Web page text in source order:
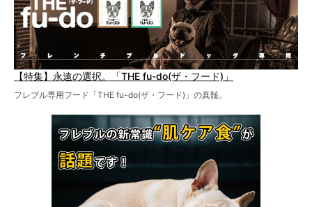
【特集】永遠の選択。「THE fu-do(ザ・フード)」
フレブル専用フード「THE fu-do(ザ・フード)」の真髄。